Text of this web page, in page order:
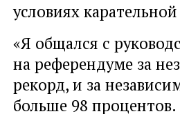
условиях
«Я общался с
на референдуме за
рекорд, и за
больше 98